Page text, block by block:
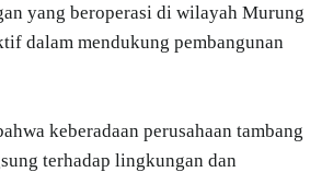
yang beroperasi di wilayah Murung
dalam mendukung pembangunan
keberadaan perusahaan tambang
terhadap lingkungan dan